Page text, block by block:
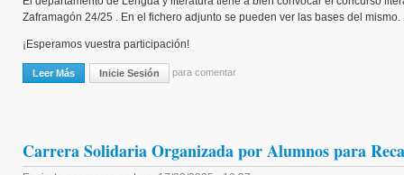
Zaframagón 24/25 . En el fichero adjunto se pueden ver las bases del mismo.
¡Esperamos vuestra participación!
Leer Más Sobre Concurso Literario IES Zaframagón Curso 24/25
Inicie Sesión para comentar
Carrera Solidaria Organizada por Alumnos para